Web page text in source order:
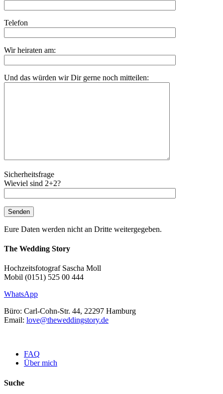
Telefon
Wir heiraten am:
Und das würden wir Dir gerne noch mitteilen:
Sicherheitsfrage
Wieviel sind 2+2?
Eure Daten werden nicht an Dritte weitergegeben.
The Wedding Story
Hochzeitsfotograf Sascha Moll
Mobil (0151) 525 00 444
WhatsApp
Büro: Carl-Cohn-Str. 44, 22297 Hamburg
Email: love@theweddingstory.de
FAQ
Über mich
Suche